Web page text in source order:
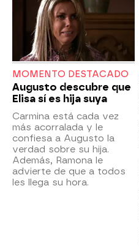
MOMENTO DESTACADO
Augusto descubre que
Elisa sí es hija suya
Carmina está cada vez
más acorralada y le
confiesa a Augusto la
verdad sobre su hija.
Además, Ramona le
advierte de que a todos
les llega su hora.